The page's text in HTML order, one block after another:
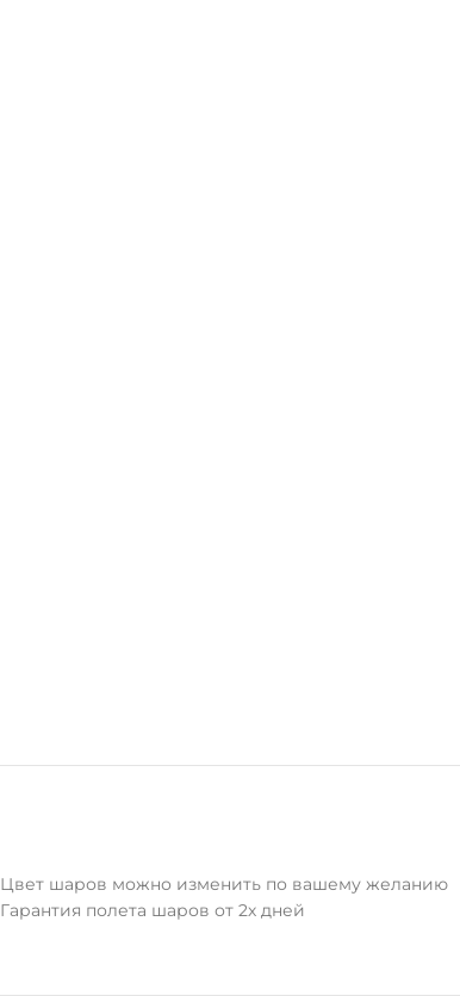
Цвет шаров можно изменить по вашему желанию
Гарантия полета шаров от 2х дней